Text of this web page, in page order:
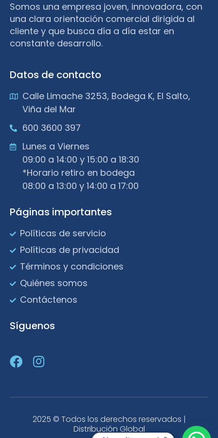
Somos una empresa joven, innovadora, con
una clara orientación comercial dirigida al
cliente y que busca día a día estar en
constante desarrollo.
Datos de contacto
Calle Limache 3253, Bodega K, El Salto,
Viña del Mar
600 3600 397
Lunes a Viernes
09:00 a 14:00 y 15:00 a 18:30
*Horario retiro en bodega
08:00 a 13:00 y 14:00 a 17:00
Páginas importantes
Políticas de servicio
Políticas de privacidad
Términos y condiciones
Quiénes somos
Contáctenos
Síguenos
2025 © Todos los derechos reservados |
Distribución Global